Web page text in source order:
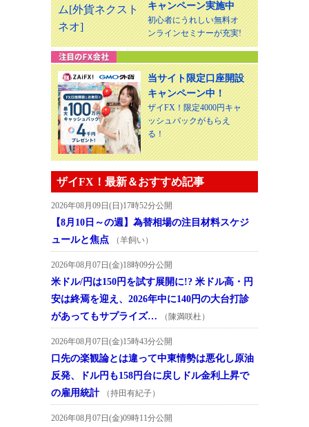
キャンペーン実施中
初心者にうれしい無料オ
ンラインセミナーが充実!
当サイト限定口座開設
キャンペーン中！
ザイFX！限定4000円キャ
ッシュバックがもらえ
る！
ザイFX！最新＆おすすめ記事
2026年08月09日(日)17時52分公開
【8月10日～の週】為替相場の注目材料スケジ
ュールと焦点
（羊飼い）
2026年08月07日(金)18時09分公開
米ドル/円は150円を試す展開に!? 米ドル高・円
安は終焉を迎え、2026年中に140円の大台打診
があってもサプライズ…
（陳満咲杜）
2026年08月07日(金)15時43分公開
口先の楽観論とは違って中東情勢は悪化し原油
反発、ドル円も158円台に戻しドル金利上昇で
の雇用統計
（持田有紀子）
2026年08月07日(金)09時11分公開